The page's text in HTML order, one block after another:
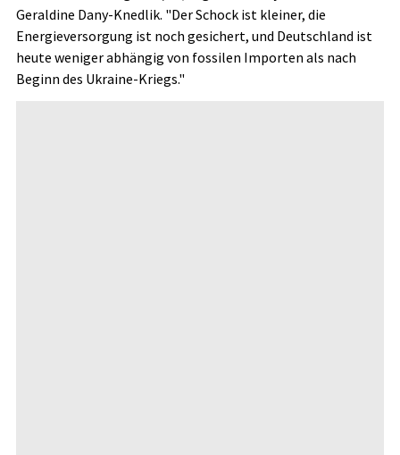
Geraldine Dany-Knedlik. "Der Schock ist kleiner, die
Energieversorgung ist noch gesichert, und Deutschland ist
heute weniger abhängig von fossilen Importen als nach
Beginn des Ukraine-Kriegs."